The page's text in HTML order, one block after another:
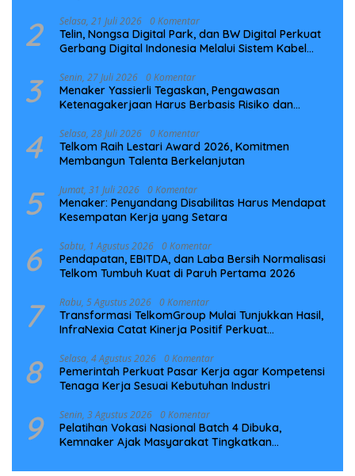
2 Selasa, 21 Juli 2026 0 Komentar
Telin, Nongsa Digital Park, dan BW Digital Perkuat
Gerbang Digital Indonesia Melalui Sistem Kabel
3 Senin, 27 Juli 2026 0 Komentar
Menaker Yassierli Tegaskan, Pengawasan
Ketenagakerjaan Harus Berbasis Risiko dan
4 Selasa, 28 Juli 2026 0 Komentar
Telkom Raih Lestari Award 2026, Komitmen
Membangun Talenta Berkelanjutan
5 Jumat, 31 Juli 2026 0 Komentar
Menaker: Penyandang Disabilitas Harus Mendapat
Kesempatan Kerja yang Setara
6 Sabtu, 1 Agustus 2026 0 Komentar
Pendapatan, EBITDA, dan Laba Bersih Normalisasi
Telkom Tumbuh Kuat di Paruh Pertama 2026
7 Rabu, 5 Agustus 2026 0 Komentar
Transformasi TelkomGroup Mulai Tunjukkan Hasil,
InfraNexia Catat Kinerja Positif Perkuat
8 Selasa, 4 Agustus 2026 0 Komentar
Pemerintah Perkuat Pasar Kerja agar Kompetensi
Tenaga Kerja Sesuai Kebutuhan Industri
9 Senin, 3 Agustus 2026 0 Komentar
Pelatihan Vokasi Nasional Batch 4 Dibuka,
Kemnaker Ajak Masyarakat Tingkatkan